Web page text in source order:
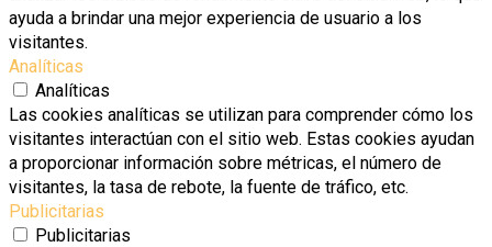
ayuda a brindar una mejor experiencia de usuario a los
visitantes.
Analíticas
Analíticas
Las cookies analíticas se utilizan para comprender cómo los
visitantes interactúan con el sitio web. Estas cookies ayudan
a proporcionar información sobre métricas, el número de
visitantes, la tasa de rebote, la fuente de tráfico, etc.
Publicitarias
Publicitarias